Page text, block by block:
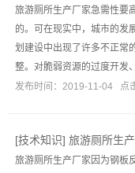
旅游厕所生产厂家急需性要
的。可在现实中，城市的发
划建设中出现了许多不正常
整。对脆弱资源的过度开发
发布时间：2019-11-04 点
[技术知识] 旅游厕所生
旅游厕所生产厂家因为钢板